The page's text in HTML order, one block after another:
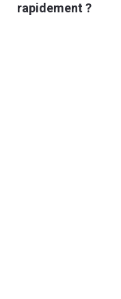
rapidement ?